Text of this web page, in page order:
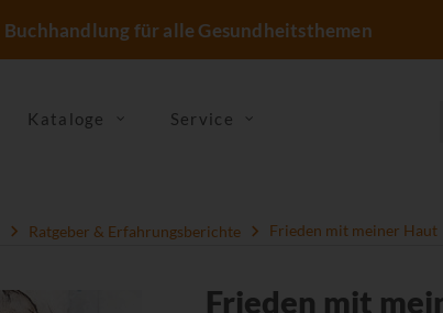
Buchhandlung für alle Gesundheitsthemen
Kataloge Service
Ratgeber & Erfahrungsberichte Frieden mit meiner Haut
Frieden mit